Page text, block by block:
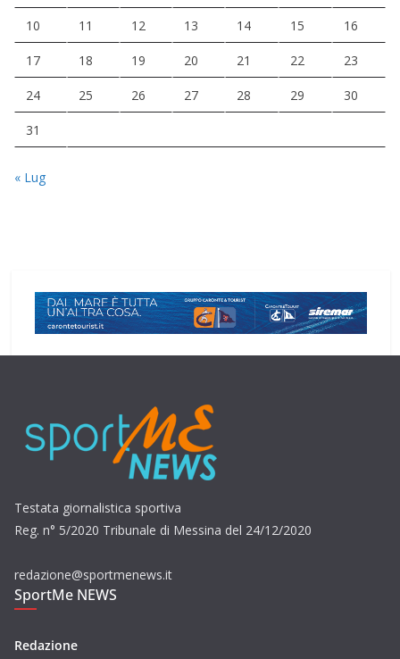
10 11 12 13 14 15 16
17 18 19 20 21 22 23
24 25 26 27 28 29 30
31
« Lug
Testata giornalistica sportiva
Reg. n° 5/2020 Tribunale di Messina del 24/12/2020
redazione@sportmenews.it
SportMe NEWS
Redazione